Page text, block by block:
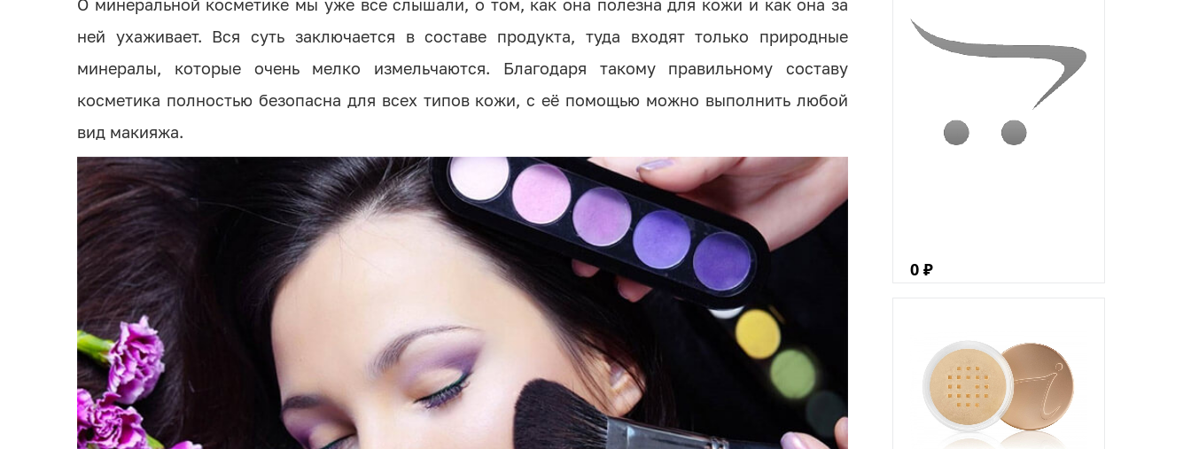
О минеральной косметике мы уже все слышали, о том, как она полезна для кожи и как она за
ней ухаживает. Вся суть заключается в составе продукта, туда входят только природные
минералы, которые очень мелко измельчаются. Благодаря такому правильному составу
косметика полностью безопасна для всех типов кожи, с её помощью можно выполнить любой
вид макияжа.
0 ₽